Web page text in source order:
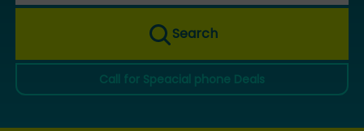
Search
Call for Speacial phone Deals